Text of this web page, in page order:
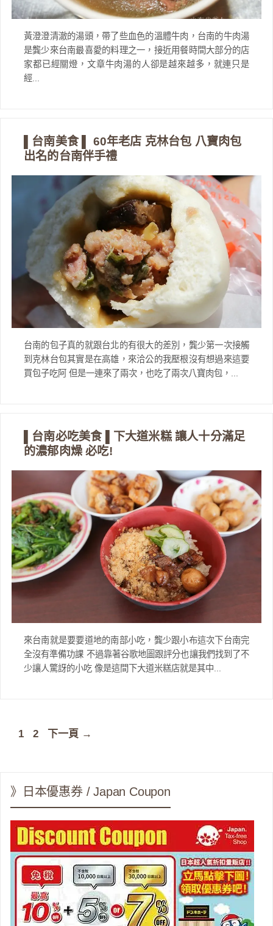
黃澄澄清澈的湯頭，帶了些血色的溫體牛肉，台南的牛肉湯
是龔少來台南最喜愛的料理之一，接近用餐時間大部分的店
家都已經關燈，文章牛肉湯的人卻是越來越多，就連只是
經...
▌台南美食 ▌ 60年老店 克林台包 八寶肉包
出名的台南伴手禮
台南的包子真的就跟台北的有很大的差別，龔少第一次接觸
到克林台包其實是在高雄，來洽公的我壓根沒有想過來這要
買包子吃阿 但是一連來了兩次，也吃了兩次八寶肉包，...
▌台南必吃美食 ▌下大道米糕 讓人十分滿足
的濃郁肉燥 必吃!
來台南就是要要道地的南部小吃，龔少跟小布這次下台南完
全沒有準備功課 不過靠著谷歌地圖跟評分也讓我們找到了不
少讓人驚訝的小吃 像是這間下大道米糕店就是其中...
頁
1
頁
2 下一頁 →
》日本優惠券 / Japan Coupon